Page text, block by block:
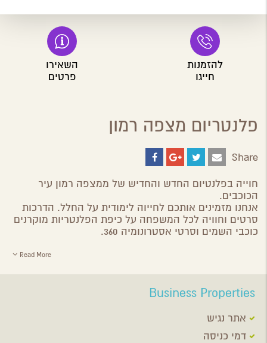
להזמנות
חייגו
השאירו
פרטים
פלנטריום מצפה רמון
Share
Email
Twitter
Googleחוייה בפלנטיום החדש והחדיש של ממצפה רמון עיר
הכוכבים.
אנחנו מזמינים אותכם לחייוה לימודית על החלל. הדרכות
סרטים וחוויה לכל המשפחה על כיפת הפלנטריות מוקרנים
כוכבי השמים וסרטי אסטרונומיה 360.
Read More
Business Properties
אתר נגיש
דמי כניסה